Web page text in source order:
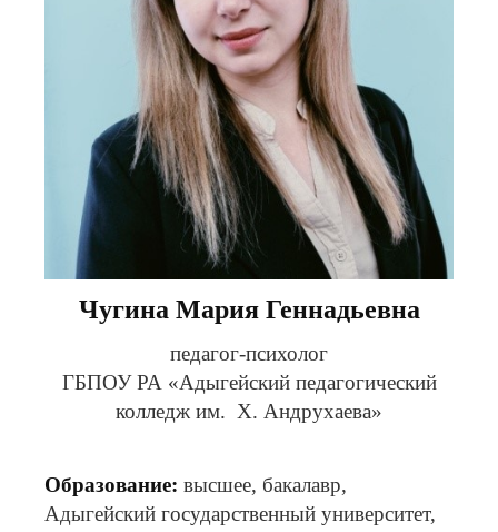
Чугина Мария Геннадьевна
педагог-психолог
ГБПОУ РА «Адыгейский педагогический
колледж им. Х. Андрухаева»
Образование: высшее, бакалавр,
Адыгейский государственный университет,